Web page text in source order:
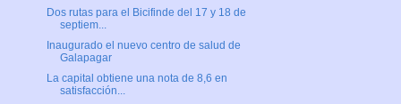
Dos rutas para el Bicifinde del 17 y 18 de
septiem...
Inaugurado el nuevo centro de salud de
Galapagar
La capital obtiene una nota de 8,6 en
satisfacción...